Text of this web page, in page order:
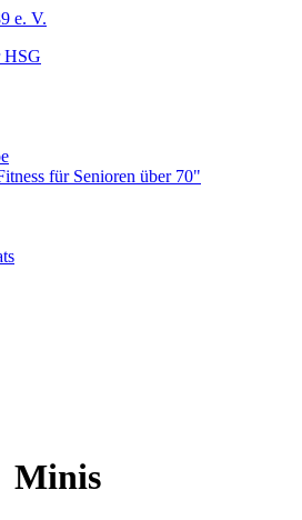
HSG
für Senioren über 70"
Minis